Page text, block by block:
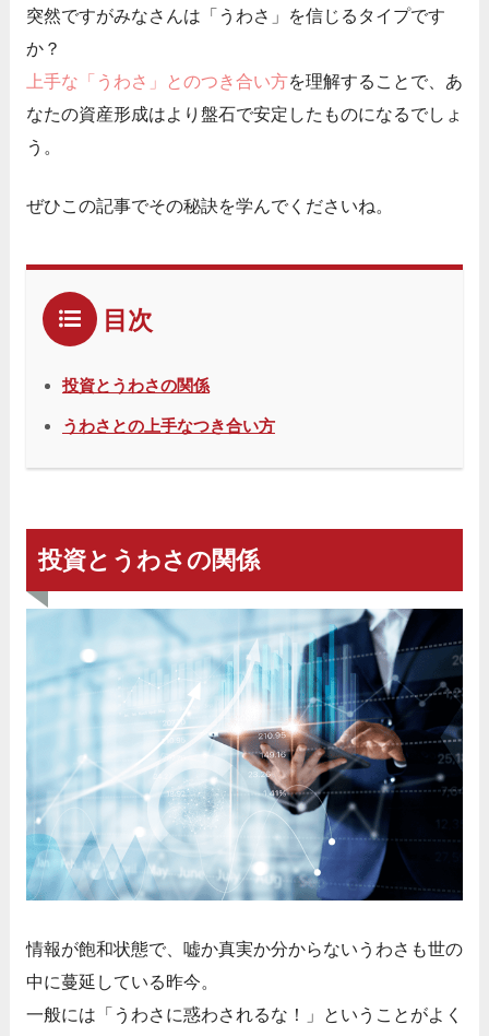
突然ですがみなさんは「うわさ」を信じるタイプです
か？
上手な「うわさ」とのつき合い方を理解することで、あ
なたの資産形成はより盤石で安定したものになるでしょ
う。
ぜひこの記事でその秘訣を学んでくださいね。
目次
投資とうわさの関係
うわさとの上手なつき合い方
投資とうわさの関係
情報が飽和状態で、嘘か真実か分からないうわさも世の
中に蔓延している昨今。
一般には「うわさに惑わされるな！」ということがよく